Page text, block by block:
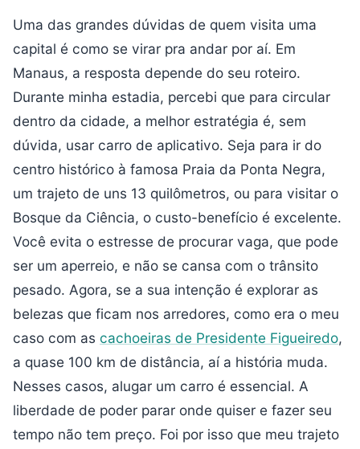
Uma das grandes dúvidas de quem visita uma
capital é como se virar pra andar por aí. Em
Manaus, a resposta depende do seu roteiro.
Durante minha estadia, percebi que para circular
dentro da cidade, a melhor estratégia é, sem
dúvida, usar carro de aplicativo. Seja para ir do
centro histórico à famosa Praia da Ponta Negra,
um trajeto de uns 13 quilômetros, ou para visitar o
Bosque da Ciência, o custo-benefício é excelente.
Você evita o estresse de procurar vaga, que pode
ser um aperreio, e não se cansa com o trânsito
pesado. Agora, se a sua intenção é explorar as
belezas que ficam nos arredores, como era o meu
caso com as cachoeiras de Presidente Figueiredo,
a quase 100 km de distância, aí a história muda.
Nesses casos, alugar um carro é essencial. A
liberdade de poder parar onde quiser e fazer seu
tempo não tem preço. Foi por isso que meu trajeto